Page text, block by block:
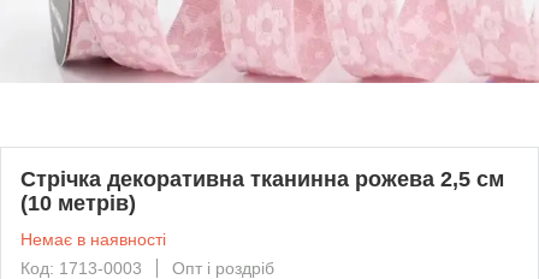
Стрічка декоративна тканинна рожева 2,5 см
(10 метрів)
Немає в наявності
Код: 1713-0003
Опт і роздріб